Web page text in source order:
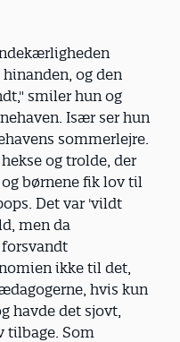
og den
smiler hun og
Især ser hun
sommerlejre.
og trolde, der
børnene fik lov til
Det var 'vildt
men da
ikke til det,
hvis kun
havde det sjovt,
tilbage. Som